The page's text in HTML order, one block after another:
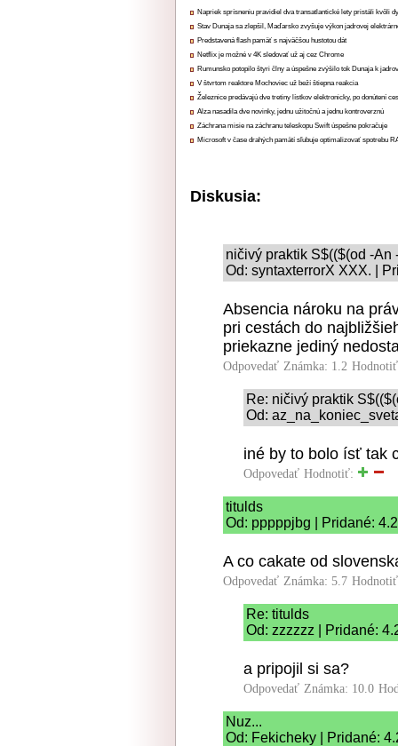
Napriek sprísneniu pravidiel dva transatlantické lety pristáli kvôli
Stav Dunaja sa zlepšil, Maďarsko zvyšuje výkon jadrovej
Predstavená flash pamäť s najväčšou hustotou dát
Netflix je možné v 4K sledovať už aj cez Chrome
Rumunsko potopilo štyri člny a úspešne zvýšilo tok Dunaja k
V štvrtom reaktore Mochoviec už beží štiepna reakcia
Železnice predávajú dve tretiny lístkov elektronicky, po donútení
Alza nasadila dve novinky, jednu užitočnú a jednu kontroverznú
Záchrana misie na záchranu teleskopu Swift úspešne pokračuje
Microsoft v čase drahých pamätí sľubuje optimalizovať spotrebu
Diskusia:
ničivý praktik S$(($(od -
Od: syntaxterrorX XXX. |
Absencia nároku na
pri cestách do
priekazne jediný
Odpovedať Známka: 1.2
Re: ničivý praktik
Od:
iné by to bolo ísť tak
Odpovedať Hodnotiť:
titulds
Od: pppppjbg | Pridané:
A co cakate od
Odpovedať Známka: 5.7
Re: titulds
Od: zzzzzz | Pridané:
a pripojil si sa?
Odpovedať Známka: 10.0
Nuz...
Od: Fekicheky | Pridané: